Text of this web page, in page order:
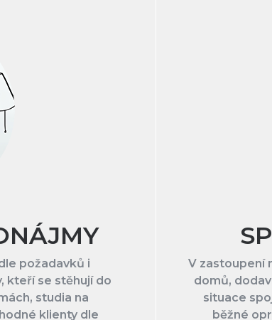
požadavků i
kteří se stěhují do
studia na
klienty dle
V zastoupení
domů,
situace
běžné